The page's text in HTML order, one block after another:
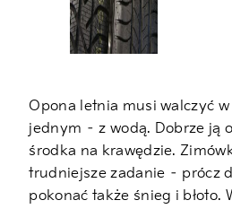
Opona letnia musi walczyć
jednym – z wodą. Dobrze ją
środka na krawędzie.
trudniejsze zadanie – prócz
pokonać także śnieg i błoto.